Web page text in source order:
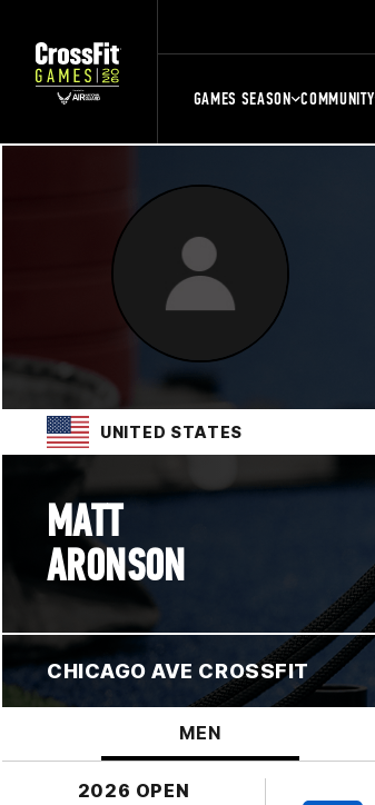
GAMES SEASON COMMUNITY
UNITED STATES
MATT
ARONSON
CHICAGO AVE CROSSFIT
MEN
2026 OPEN